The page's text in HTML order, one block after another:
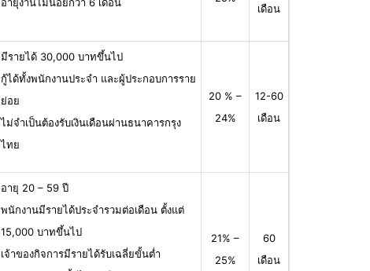
อายุงานไม่น้อยกว่า 6 เดือน
เดือน
มีรายได้ 30,000 บาทขึ้นไป
กู้ได้ทั้งพนักงานประจำ และผู้ประกอบการราย
ย่อย
ไม่จำเป็นต้องรับเงินเดือนผ่านธนาคารกรุง
ไทย
20 % –
24%
12-60
เดือน
อายุ 20 – 59 ปี
พนักงานมีรายได้ประจำรวมต่อเดือน ตั้งแต่
15,000 บาทขึ้นไป
เจ้าของกิจการมีรายได้รับเฉลี่ยขั้นต่ำ
21% –
25%
60
เดือน